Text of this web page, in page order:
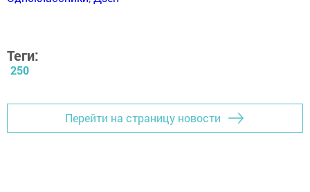
Теги:
250
Перейти на страницу новости